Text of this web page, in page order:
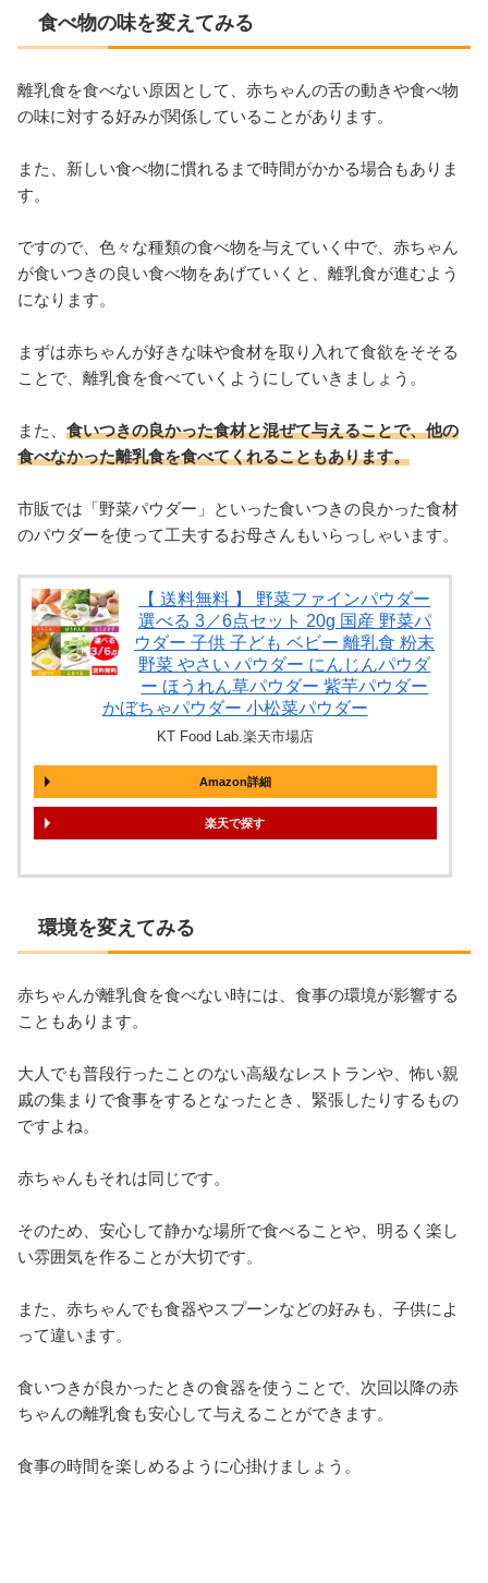
食べ物の味を変えてみる
離乳食を食べない原因として、赤ちゃんの舌の動きや食べ物
の味に対する好みが関係していることがあります。
また、新しい食べ物に慣れるまで時間がかかる場合もありま
す。
ですので、色々な種類の食べ物を与えていく中で、赤ちゃん
が食いつきの良い食べ物をあげていくと、離乳食が進むよう
になります。
まずは赤ちゃんが好きな味や食材を取り入れて食欲をそそる
ことで、離乳食を食べていくようにしていきましょう。
また、 食いつきの良かった食材と混ぜて与えることで、他の
食べなかった離乳食を食べてくれることもあります。
市販では「野菜パウダー」といった食いつきの良かった食材
のパウダーを使って工夫するお母さんもいらっしゃいます。
【 送料無料 】 野菜ファインパウダー
選べる 3／6点セット 20g 国産 野菜パ
ウダー 子供 子ども ベビー 離乳食 粉末
野菜 やさい パウダー にんじんパウダ
ー ほうれん草パウダー 紫芋パウダー
かぼちゃパウダー 小松菜パウダー
KT Food Lab.楽天市場店
Amazon詳細
楽天
環境を変えてみる
赤ちゃんが離乳食を食べない時には、食事の環境が影響する
こともあります。
大人でも普段行ったことのない高級なレストランや、怖い親
戚の集まりで食事をするとなったとき、緊張したりするもの
ですよね。
赤ちゃんもそれは同じです。
そのため、安心して静かな場所で食べることや、明るく楽し
い雰囲気を作ることが大切です。
また、赤ちゃんでも食器やスプーンなどの好みも、子供によ
って違います。
食いつきが良かったときの食器を使うことで、次回以降の赤
ちゃんの離乳食も安心して与えることができます。
食事の時間を楽しめるように心掛けましょう。